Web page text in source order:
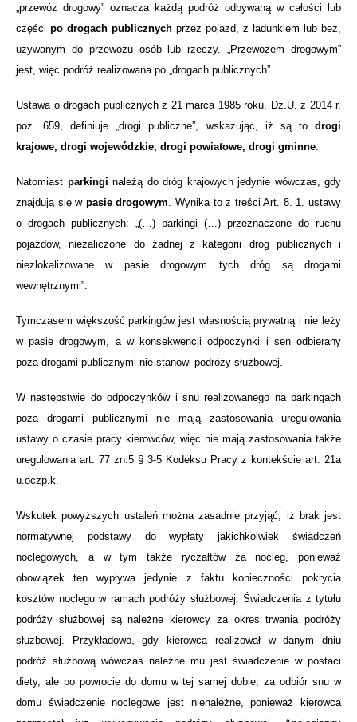
„przewóz drogowy” oznacza każdą podróż odbywaną w całości lub
części po drogach publicznych przez pojazd, z ładunkiem lub bez,
używanym do przewozu osób lub rzeczy. „Przewozem drogowym”
jest, więc podróż realizowana po „drogach publicznych”.
Ustawa o drogach publicznych z 21 marca 1985 roku, Dz.U. z 2014 r.
poz. 659, definiuje „drogi publiczne”, wskazując, iż są to drogi
krajowe, drogi wojewódzkie, drogi powiatowe, drogi gminne
Natomiast parkingi należą do dróg krajowych jedynie wówczas, gdy
znajdują się w pasie drogowym . Wynika to z treści Art. 8. 1. ustawy
o drogach publicznych: „(…) parkingi (…) przeznaczone do ruchu
pojazdów, niezaliczone do żadnej z kategorii dróg publicznych i
niezlokalizowane w pasie drogowym tych dróg są drogami
wewnętrznymi”.
Tymczasem większość parkingów jest własnością prywatną i nie leży
w pasie drogowym, a w konsekwencji odpoczynki i sen odbierany
poza drogami publicznymi nie stanowi podróży służbowej.
W następstwie do odpoczynków i snu realizowanego na parkingach
poza drogami publicznymi nie mają zastosowania uregulowania
ustawy o czasie pracy kierowców, więc nie mają zastosowania także
uregulowania art. 77 zn.5 § 3-5 Kodeksu Pracy z kontekście art. 21a
u.oczp.k.
Wskutek powyższych ustaleń można zasadnie przyjąć, iż brak jest
normatywnej podstawy do wypłaty jakichkolwiek świadczeń
noclegowych, a w tym także ryczałtów za nocleg, ponieważ
obowiązek ten wypływa jedynie z faktu konieczności pokrycia
kosztów noclegu w ramach podróży służbowej. Świadczenia z tytułu
podróży służbowej są należne kierowcy za okres trwania podróży
służbowej. Przykładowo, gdy kierowca realizował w danym dniu
podróż służbową wówczas należne mu jest świadczenie w postaci
diety, ale po powrocie do domu w tej samej dobie, za odbiór snu w
domu świadczenie noclegowe jest nienależne, ponieważ kierowca